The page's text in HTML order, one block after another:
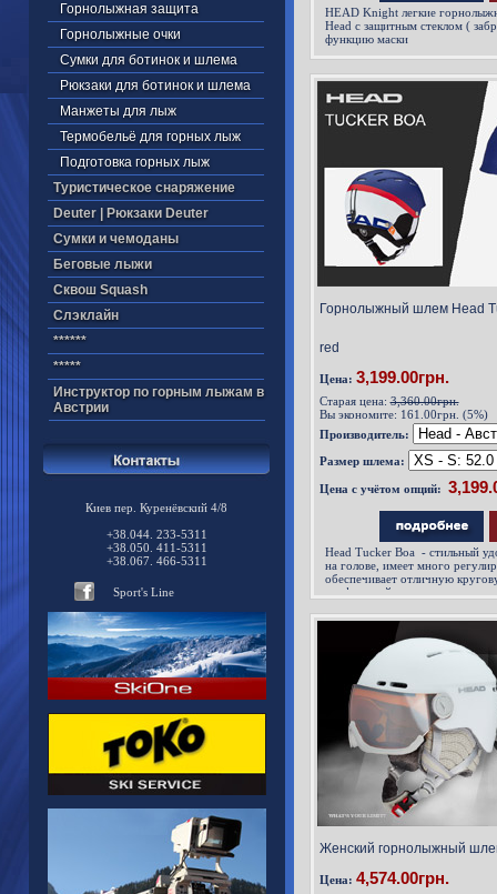
Горнолыжная защита
Горнолыжные очки
Сумки для ботинок и шлема
Рюкзаки для ботинок и шлема
Манжеты для лыж
Термобельё для горных лыж
Подготовка горных лыж
Туристическое снаряжение
Deuter | Рюкзаки Deuter
Cумки и чемоданы
Беговые лыжи
Cквош Squash
Cлэклайн
******
*****
Инструктор по горным лыжам в
Австрии
Киев пер. Куренёвский 4/8
+38.044. 233-5311
+38.050. 411-5311
+38.067. 466-5311
Sport's Line
HEAD Knight легкие
Head с защитным стеклом (
функцию маски
Горнолыжный шлем Head
red
Цена: 3,199.00грн.
Старая цена:3,360.00грн.
Вы экономите: 161.00грн. (5%)
Производитель:
Размер шлема:
Цена с учётом опций:
Head Tucker Boa - cтильный
на голове, имеет много
обеспечивает отличную
комфортный климат контроль
Женский горнолыжный
Цена: 4,574.00грн.